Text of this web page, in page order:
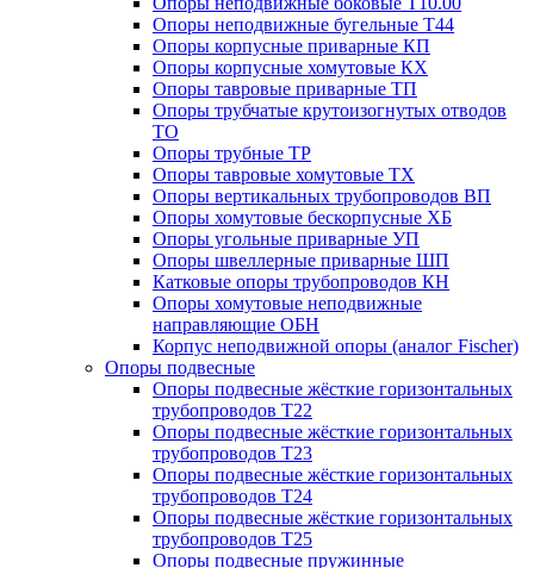
Опоры неподвижные бугельные Т44
Опоры корпусные приварные КП
Опоры корпусные хомутовые КХ
Опоры тавровые приварные ТП
Опоры трубчатые крутоизогнутых отводов
ТО
Опоры трубные ТР
Опоры тавровые хомутовые ТХ
Опоры вертикальных трубопроводов ВП
Опоры хомутовые бескорпусные ХБ
Опоры угольные приварные УП
Опоры швеллерные приварные ШП
Катковые опоры трубопроводов КН
Опоры хомутовые неподвижные
направляющие ОБН
Корпус неподвижной опоры (аналог Fischer)
Опоры подвесные
Опоры подвесные жёсткие горизонтальных
трубопроводов Т22
Опоры подвесные жёсткие горизонтальных
трубопроводов Т23
Опоры подвесные жёсткие горизонтальных
трубопроводов Т24
Опоры подвесные жёсткие горизонтальных
трубопроводов Т25
Опоры подвесные пружинные